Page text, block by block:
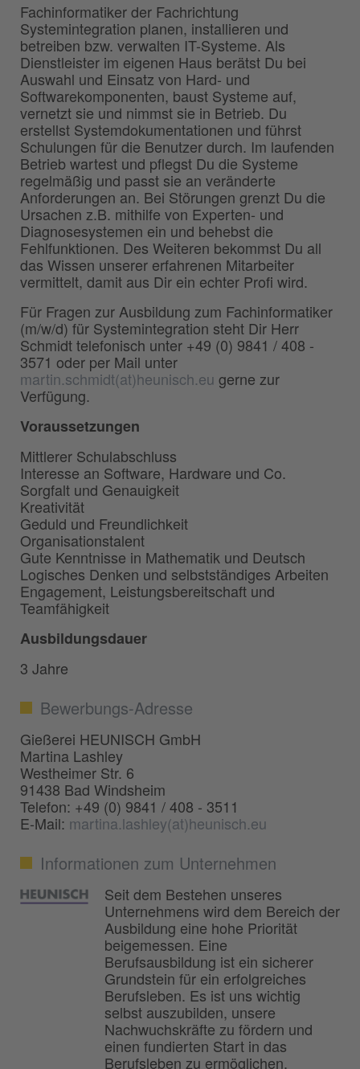
Fachinformatiker der Fachrichtung
Systemintegration planen, installieren und
betreiben bzw. verwalten IT-Systeme. Als
Dienstleister im eigenen Haus berätst Du bei
Auswahl und Einsatz von Hard- und
Softwarekomponenten, baust Systeme auf,
vernetzt sie und nimmst sie in Betrieb. Du
erstellst Systemdokumentationen und führst
Schulungen für die Benutzer durch. Im laufenden
Betrieb wartest und pflegst Du die Systeme
regelmäßig und passt sie an veränderte
Anforderungen an. Bei Störungen grenzt Du die
Ursachen z.B. mithilfe von Experten- und
Diagnosesystemen ein und behebst die
Fehlfunktionen. Des Weiteren bekommst Du all
das Wissen unserer erfahrenen Mitarbeiter
vermittelt, damit aus Dir ein echter Profi wird.
Für Fragen zur Ausbildung zum Fachinformatiker
(m/w/d) für Systemintegration steht Dir Herr
Schmidt telefonisch unter +49 (0) 9841 / 408 -
3571 oder per Mail unter
martin.schmidt(at)heunisch.eu gerne zur
Verfügung.
Voraussetzungen
Mittlerer Schulabschluss
Interesse an Software, Hardware und Co.
Sorgfalt und Genauigkeit
Kreativität
Geduld und Freundlichkeit
Organisationstalent
Gute Kenntnisse in Mathematik und Deutsch
Logisches Denken und selbstständiges Arbeiten
Engagement, Leistungsbereitschaft und
Teamfähigkeit
Ausbildungsdauer
3 Jahre
Bewerbungs-Adresse
Gießerei HEUNISCH GmbH
Martina Lashley
Westheimer Str. 6
91438 Bad Windsheim
Telefon: +49 (0) 9841 / 408 - 3511
E-Mail: martina.lashley(at)heunisch.eu
Informationen zum Unternehmen
Seit dem Bestehen unseres
Unternehmens wird dem Bereich der
Ausbildung eine hohe Priorität
beigemessen. Eine
Berufsausbildung ist ein sicherer
Grundstein für ein erfolgreiches
Berufsleben. Es ist uns wichtig
selbst auszubilden, unsere
Nachwuchskräfte zu fördern und
einen fundierten Start in das
Berufsleben zu ermöglichen.